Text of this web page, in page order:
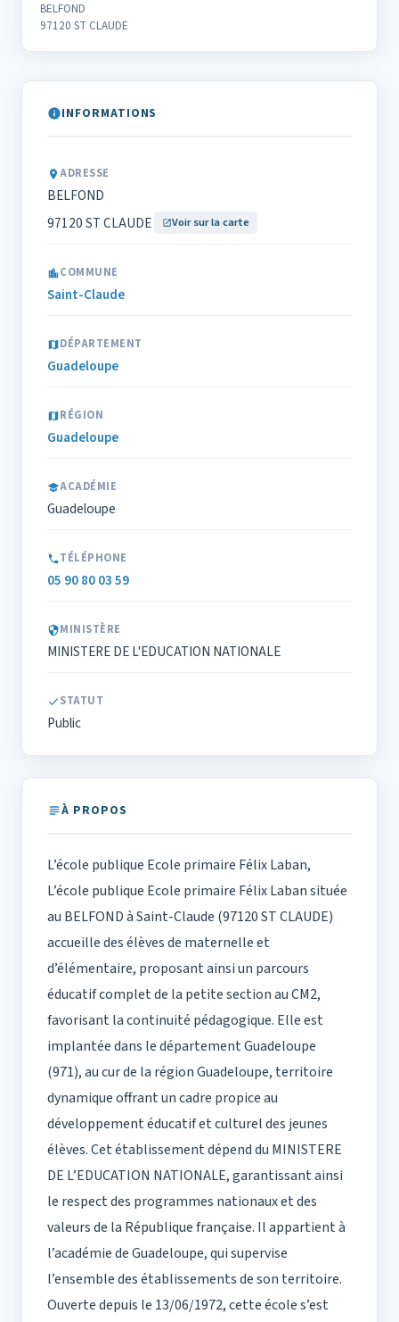
INFORMATIONS
ADRESSE
BELFOND
97120 ST CLAUDE
Voir sur la carte
COMMUNE
Saint-Claude
DÉPARTEMENT
Guadeloupe
RÉGION
Guadeloupe
ACADÉMIE
Guadeloupe
TÉLÉPHONE
05 90 80 03 59
MINISTÈRE
MINISTERE DE L'EDUCATION NATIONALE
STATUT
Public
À PROPOS
L’école publique Ecole primaire Félix Laban,
L’école publique Ecole primaire Félix Laban située
au BELFOND à Saint-Claude (97120 ST CLAUDE)
accueille des élèves de maternelle et
d’élémentaire, proposant ainsi un parcours
éducatif complet de la petite section au CM2,
favorisant la continuité pédagogique. Elle est
implantée dans le département Guadeloupe
(971), au cur de la région Guadeloupe, territoire
dynamique offrant un cadre propice au
développement éducatif et culturel des jeunes
élèves. Cet établissement dépend du MINISTERE
DE L’EDUCATION NATIONALE, garantissant ainsi
le respect des programmes nationaux et des
valeurs de la République française. Il appartient à
l’académie de Guadeloupe, qui supervise
l’ensemble des établissements de son territoire.
Ouverte depuis le 13/06/1972, cette école s’est
BELFOND
97120 ST CLAUDE